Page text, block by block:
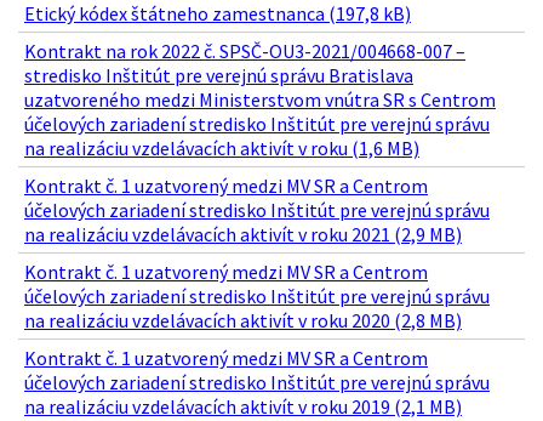
Etický kódex štátneho zamestnanca (197,8 kB)
Kontrakt na rok 2022 č. SPSČ-OU3-2021/004668-007 –
stredisko Inštitút pre verejnú správu Bratislava
uzatvoreného medzi Ministerstvom vnútra SR s Centrom
účelových zariadení stredisko Inštitút pre verejnú správu
na realizáciu vzdelávacích aktivít v roku (1,6 MB)
Kontrakt č. 1 uzatvorený medzi MV SR a Centrom
účelových zariadení stredisko Inštitút pre verejnú správu
na realizáciu vzdelávacích aktivít v roku 2021 (2,9 MB)
Kontrakt č. 1 uzatvorený medzi MV SR a Centrom
účelových zariadení stredisko Inštitút pre verejnú správu
na realizáciu vzdelávacích aktivít v roku 2020 (2,8 MB)
Kontrakt č. 1 uzatvorený medzi MV SR a Centrom
účelových zariadení stredisko Inštitút pre verejnú správu
na realizáciu vzdelávacích aktivít v roku 2019 (2,1 MB)